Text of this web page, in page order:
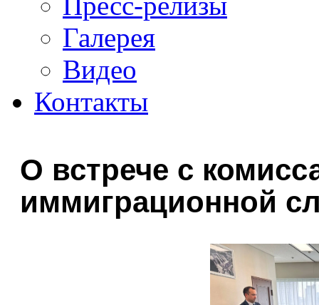
Галерея
Видео
Контакты
О встрече с
иммиграционной